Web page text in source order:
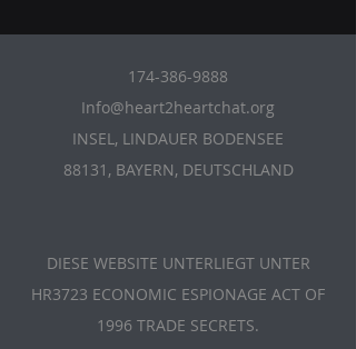
174-386-9888
Info@heart2heartchat.org
INSEL, LINDAUER BODENSEE
88131, BAYERN, DEUTSCHLAND
DIESE WEBSITE UNTERLIEGT UNTER
HR3723 ECONOMIC ESPIONAGE ACT OF
1996 TRADE SECRETS.